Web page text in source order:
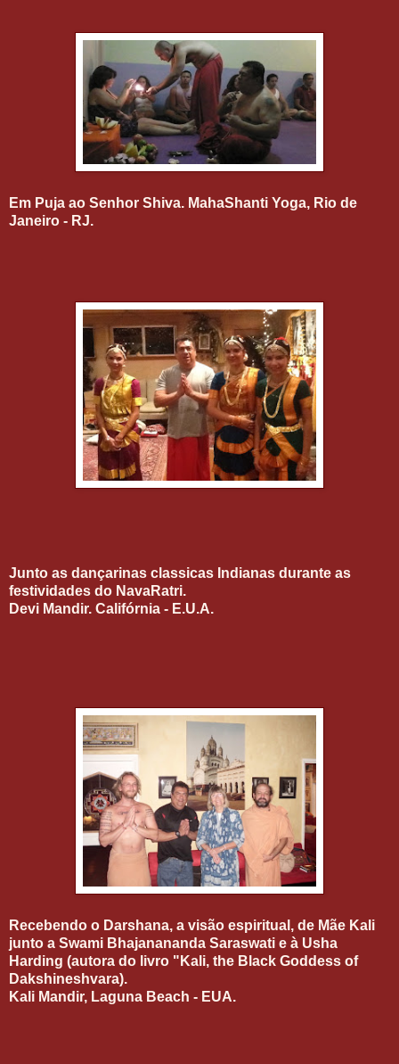
Em Puja ao Senhor Shiva. MahaShanti Yoga, Rio de
Janeiro - RJ.
Junto as dançarinas classicas Indianas durante as
festividades do NavaRatri.
Devi Mandir. Califórnia - E.U.A.
Recebendo o Darshana, a visão espiritual, de Mãe Kali
junto a Swami Bhajanananda Saraswati e à Usha
Harding (autora do livro "Kali, the Black Goddess of
Dakshineshvara).
Kali Mandir, Laguna Beach - EUA.